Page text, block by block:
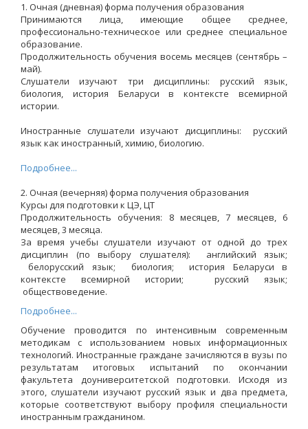
1. Очная (дневная) форма получения образования
Принимаются лица, имеющие общее среднее,
профессионально-техническое или среднее специальное
образование.
Продолжительность обучения восемь месяцев (сентябрь –
май).
Слушатели изучают три дисциплины: русский язык,
биология, история Беларуси в контексте всемирной
истории.
Иностранные слушатели изучают дисциплины: русский
язык как иностранный, химию, биологию.
Подробнее...
2. Очная (вечерняя) форма получения образования
Курсы для подготовки к ЦЭ, ЦТ
Продолжительность обучения: 8 месяцев, 7 месяцев, 6
месяцев, 3 месяца.
За время учебы слушатели изучают от одной до трех
дисциплин (по выбору слушателя): английский язык;
белорусский язык; биология; история Беларуси в
контексте всемирной истории; русский язык;
обществоведение.
Подробнее...
Обучение проводится по интенсивным современным
методикам с использованием новых информационных
технологий. Иностранные граждане зачисляются в вузы по
результатам итоговых испытаний по окончании
факультета доуниверситетской подготовки. Исходя из
этого, слушатели изучают русский язык и два предмета,
которые соответствуют выбору профиля специальности
иностранным гражданином.